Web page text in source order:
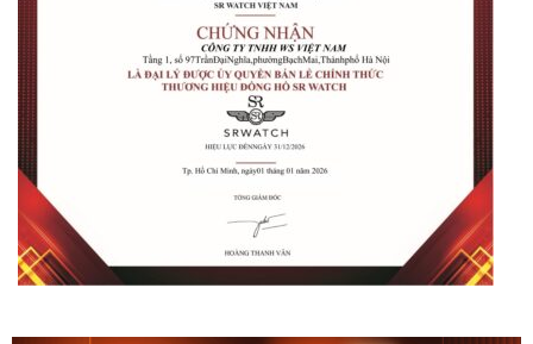
Orient Nam RA-
Casio Nam MTS-